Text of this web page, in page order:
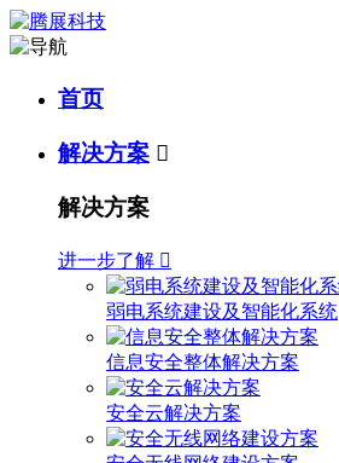
首页
解决方案 
解决方案
进一步了解 
弱电系统建设及智能化系统
信息安全整体解决方案
安全云解决方案